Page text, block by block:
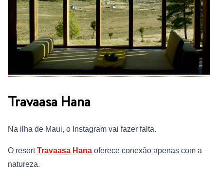
Travaasa Hana
Na ilha de Maui, o Instagram vai fazer falta.
O resortTravaasa Hana oferece conexão apenas com a
natureza.